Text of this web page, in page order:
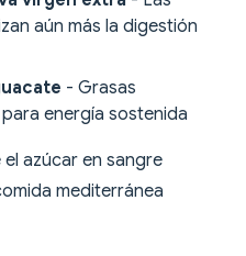
aún más la digestión
- Grasas
energía sostenida
azúcar en sangre
mediterránea